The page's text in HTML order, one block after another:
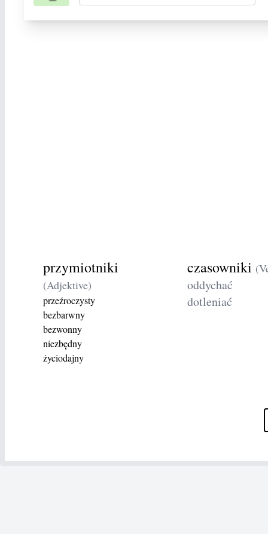
przymiotniki
(Adjektive)
przeźroczysty
bezbarwny
bezwonny
niezbędny
życiodajny
czasowniki
oddychać
dotleniać